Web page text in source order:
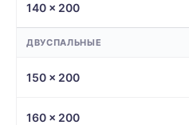
140 × 200
ДВУСПАЛЬНЫЕ
150 × 200
160 × 200